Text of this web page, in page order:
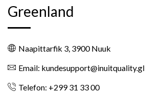
Greenland
Naapittarfik 3, 3900 Nuuk
Email: kundesupport@inuitquality.gl
Telefon: +299 31 33 00